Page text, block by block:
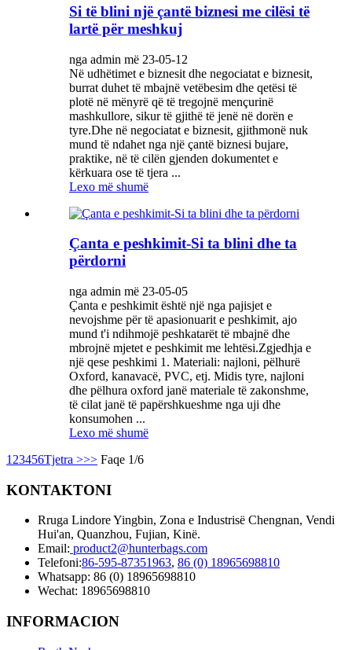
Si të blini një çantë biznesi me cilësi të
lartë për meshkuj
nga admin më 23-05-12
Në udhëtimet e biznesit dhe negociatat e biznesit,
burrat duhet të mbajnë vetëbesim dhe qetësi të
plotë në mënyrë që të tregojnë mençurinë
mashkullore, sikur të gjithë të jenë në dorën e
tyre.Dhe në negociatat e biznesit, gjithmonë nuk
mund të ndahet nga një çantë biznesi bujare,
praktike, në të cilën gjenden dokumentet e
kërkuara ose të tjera ...
Lexo më shumë
Çanta e peshkimit-Si ta blini dhe ta
përdorni
nga admin më 23-05-05
Çanta e peshkimit është një nga pajisjet e
nevojshme për të apasionuarit e peshkimit, ajo
mund t'i ndihmojë peshkatarët të mbajnë dhe
mbrojnë mjetet e peshkimit me lehtësi.Zgjedhja e
një qese peshkimi 1. Materiali: najloni, pëlhurë
Oxford, kanavacë, PVC, etj. Midis tyre, najloni
dhe pëlhura oxford janë materiale të zakonshme,
të cilat janë të papërshkueshme nga uji dhe
konsumohen ...
Lexo më shumë
1 23456Tjetra >>> Faqe 1/6
KONTAKTONI
Rruga Lindore Yingbin, Zona e Industrisë Chengnan, Vendi
Hui'an, Quanzhou, Fujian, Kinë.
Email: product2@hunterbags.com
Telefoni:86-595-87351963, 86 (0) 18965698810
Whatsapp: 86 (0) 18965698810
Wechat: 18965698810
INFORMACION